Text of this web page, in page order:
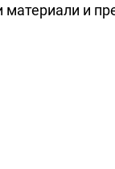
материали и